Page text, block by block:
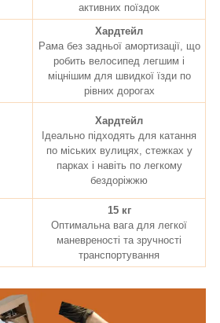
активних поїздок
Хардтейл
Рама без задньої амортизації, що
робить велосипед легшим і
міцнішим для швидкої їзди по
рівних дорогах
Хардтейл
Ідеально підходять для катання
по міських вулицях, стежках у
парках і навіть по легкому
бездоріжжю
15 кг
Оптимальна вага для легкої
маневреності та зручності
транспортування